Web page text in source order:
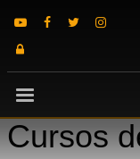
Cursos